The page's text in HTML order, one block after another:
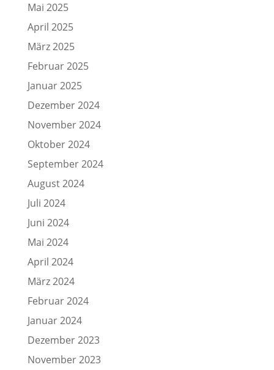
Mai 2025
April 2025
März 2025
Februar 2025
Januar 2025
Dezember 2024
November 2024
Oktober 2024
September 2024
August 2024
Juli 2024
Juni 2024
Mai 2024
April 2024
März 2024
Februar 2024
Januar 2024
Dezember 2023
November 2023